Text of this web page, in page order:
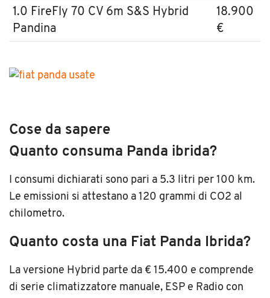
1.0 FireFly 70 CV 6m S&S Hybrid
Pandina
18.900
€
Cose da sapere
Quanto consuma Panda ibrida?
I consumi dichiarati sono pari a 5.3 litri per 100 km.
Le emissioni si attestano a 120 grammi di CO2 al
chilometro.
Quanto costa una Fiat Panda Ibrida?
La versione Hybrid parte da € 15.400 e comprende
di serie climatizzatore manuale, ESP e Radio con